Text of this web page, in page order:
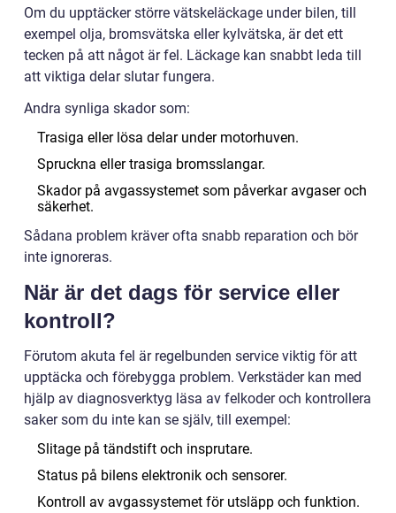
Om du upptäcker större vätskeläckage under bilen, till
exempel olja, bromsvätska eller kylvätska, är det ett
tecken på att något är fel. Läckage kan snabbt leda till
att viktiga delar slutar fungera.
Andra synliga skador som:
Trasiga eller lösa delar under motorhuven.
Spruckna eller trasiga bromsslangar.
Skador på avgassystemet som påverkar avgaser och
säkerhet.
Sådana problem kräver ofta snabb reparation och bör
inte ignoreras.
När är det dags för service eller
kontroll?
Förutom akuta fel är regelbunden service viktig för att
upptäcka och förebygga problem. Verkstäder kan med
hjälp av diagnosverktyg läsa av felkoder och kontrollera
saker som du inte kan se själv, till exempel:
Slitage på tändstift och insprutare.
Status på bilens elektronik och sensorer.
Kontroll av avgassystemet för utsläpp och funktion.